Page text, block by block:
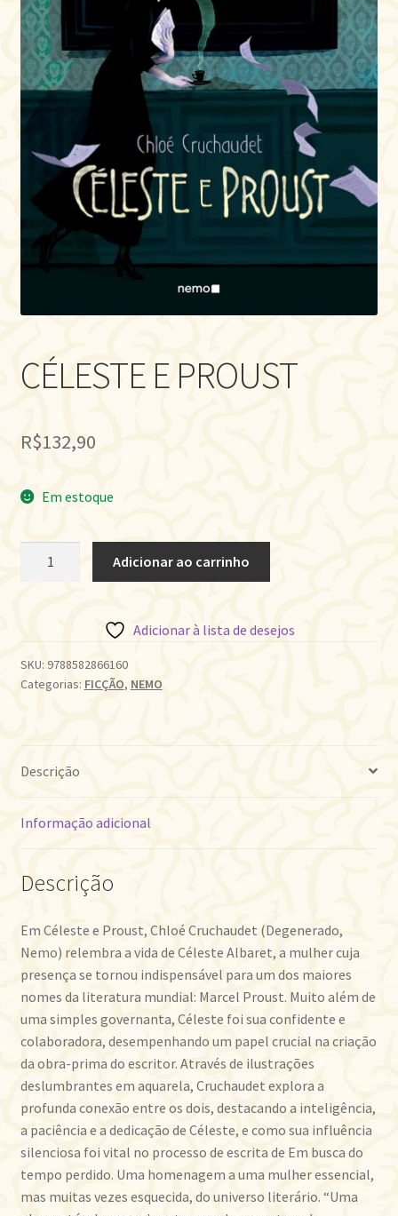
CÉLESTE E PROUST
R$132,90
Em estoque
Adicionar ao carrinho
Adicionar à lista de desejos
SKU: 9788582866160
Categorias: FICÇÃO, NEMO
Descrição
Informação adicional
Descrição
Em Céleste e Proust, Chloé Cruchaudet (Degenerado,
Nemo) relembra a vida de Céleste Albaret, a mulher cuja
presença se tornou indispensável para um dos maiores
nomes da literatura mundial: Marcel Proust. Muito além de
uma simples governanta, Céleste foi sua confidente e
colaboradora, desempenhando um papel crucial na criação
da obra-prima do escritor. Através de ilustrações
deslumbrantes em aquarela, Cruchaudet explora a
profunda conexão entre os dois, destacando a inteligência,
a paciência e a dedicação de Céleste, e como sua influência
silenciosa foi vital no processo de escrita de Em busca do
tempo perdido. Uma homenagem a uma mulher essencial,
mas muitas vezes esquecida, do universo literário. “Uma